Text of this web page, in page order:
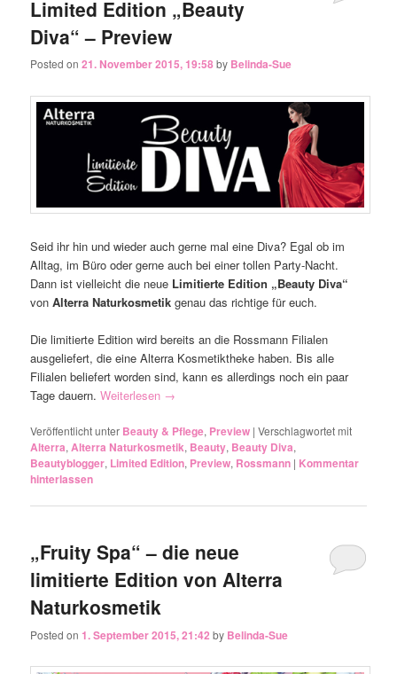
Limited Edition „Beauty
Diva“ – Preview
Posted on21. November 2015, 19:58by Belinda-Sue
Seid ihr hin und wieder auch gerne mal eine Diva? Egal ob im
Alltag, im Büro oder gerne auch bei einer tollen Party-Nacht.
Dann ist vielleicht die neue Limitierte Edition „Beauty Diva“
vonAlterra Naturkosmetik genau das richtige für euch.
Die limitierte Edition wird bereits an die Rossmann Filialen
ausgeliefert, die eine Alterra Kosmetiktheke haben. Bis alle
Filialen beliefert worden sind, kann es allerdings noch ein paar
Tage dauern.Weiterlesen →
Veröffentlicht unter Beauty & Pflege, Preview |Verschlagwortet mit
Alterra,Alterra Naturkosmetik, Beauty, Beauty Diva,
Beautyblogger, Limited Edition, Preview, Rossmann | Kommentar
hinterlassen
„Fruity Spa“ – die neue
limitierte Edition von Alterra
Naturkosmetik
Posted on1. September 2015, 21:42 by Belinda-Sue